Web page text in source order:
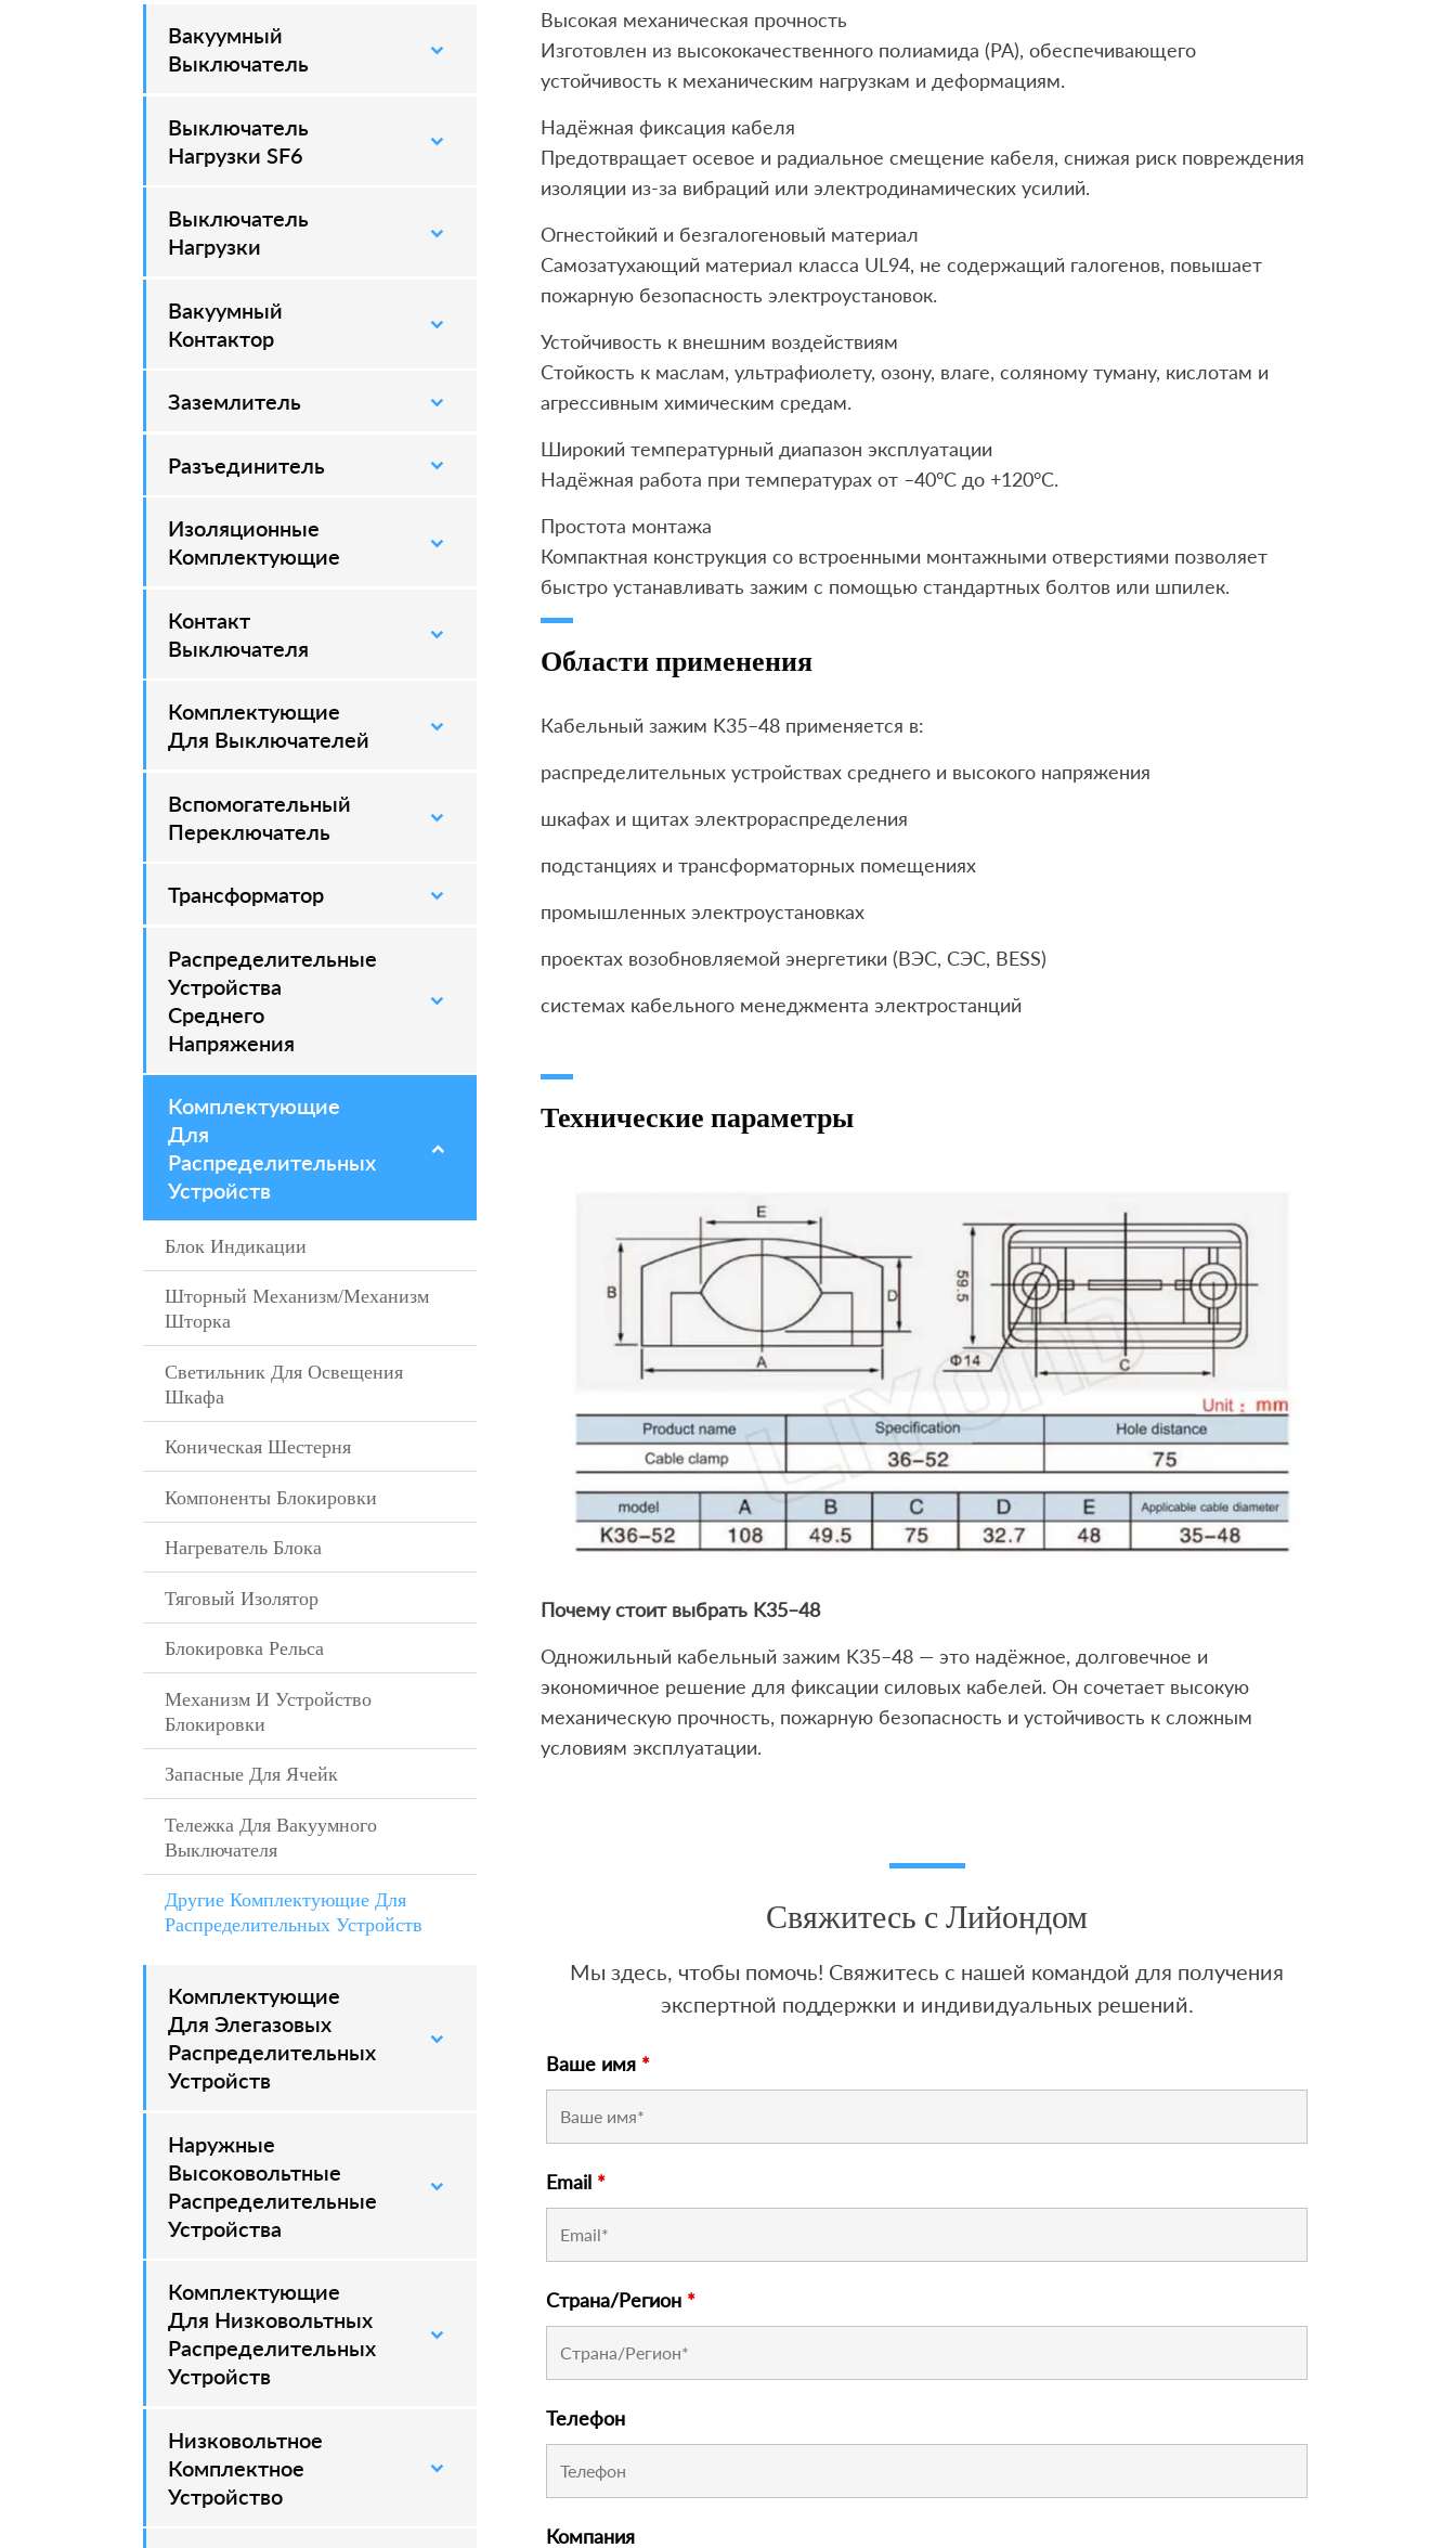
Вакуумный
Выключатель
–
Выключатель
Нагрузки SF6
–
Выключатель
Нагрузки
–
Вакуумный
Контактор
–
Заземлитель
–
Разъединитель
–
Изоляционные
Комплектующие
–
Контакт
Выключателя
–
Комплектующие
Для Выключателей
–
Вспомогательный
Переключатель
–
Трансформатор
Распределительные
Устройства
Среднего
Напряжения
–
Комплектующие
Для
Распределительных
Устройств
–
Блок Индикации
–
Шторный Механизм/механизм
Шторка
–
Светильник Для Освещения
Шкафа
–
Коническая Шестерня
–
Компоненты Блокировки
–
Нагреватель Блока
–
Тяговый Изолятор
–
Блокировка Рельса
–
Механизм И Устройство
Блокировки
–
Запасные Для Ячейк
–
Тележка Для Вакуумного
Выключателя
–
Другие Комплектующие Для
Распределительных Устройств
Комплектующие
Для Элегазовых
Распределительных
Устройств
–
Наружные
Высоковольтные
Распределительные
Устройства
–
Комплектующие
Для Низковольтных
Распределительных
Устройств
Низковольтное
Комплектное
Устройство
Высокая механическая прочность
Изготовлен из высококачественного полиамида (PA), обеспечивающего
устойчивость к механическим нагрузкам и деформациям.
Надёжная фиксация кабеля
Предотвращает осевое и радиальное смещение кабеля, снижая риск повреждения
изоляции из-за вибраций или электродинамических усилий.
Огнестойкий и безгалогеновый материал
Самозатухающий материал класса UL94, не содержащий галогенов, повышает
пожарную безопасность электроустановок.
Устойчивость к внешним воздействиям
Стойкость к маслам, ультрафиолету, озону, влаге, соляному туману, кислотам и
агрессивным химическим средам.
Широкий температурный диапазон эксплуатации
Надёжная работа при температурах от –40°C до +120°C.
Простота монтажа
Компактная конструкция со встроенными монтажными отверстиями позволяет
быстро устанавливать зажим с помощью стандартных болтов или шпилек.
Области применения
Кабельный зажим K35–48 применяется в:
распределительных устройствах среднего и высокого напряжения
шкафах и щитах электрораспределения
подстанциях и трансформаторных помещениях
промышленных электроустановках
проектах возобновляемой энергетики (ВЭС, СЭС, BESS)
системах кабельного менеджмента электростанций
Технические параметры
Почему стоит выбрать K35–48
Одножильный кабельный зажим K35–48 — это надёжное, долговечное и
экономичное решение для фиксации силовых кабелей. Он сочетает высокую
механическую прочность, пожарную безопасность и устойчивость к сложным
условиям эксплуатации.
Свяжитесь с Лийондом
Мы здесь, чтобы помочь! Свяжитесь с нашей командой для получения
экспертной поддержки и индивидуальных решений.
Ваше имя *
Email *
Страна/Регион *
Телефон
Компания